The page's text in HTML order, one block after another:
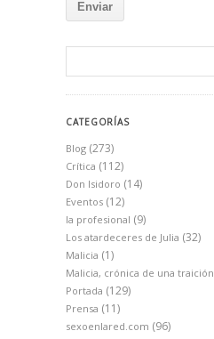
CATEGORÍAS
Blog (273)
Crítica (112)
Don Isidoro (14)
Eventos (12)
la profesional (9)
Los atardeceres de Julia (32)
Malicia (1)
Malicia, crónica de una traición
Portada (129)
Prensa (11)
sexoenlared.com (96)